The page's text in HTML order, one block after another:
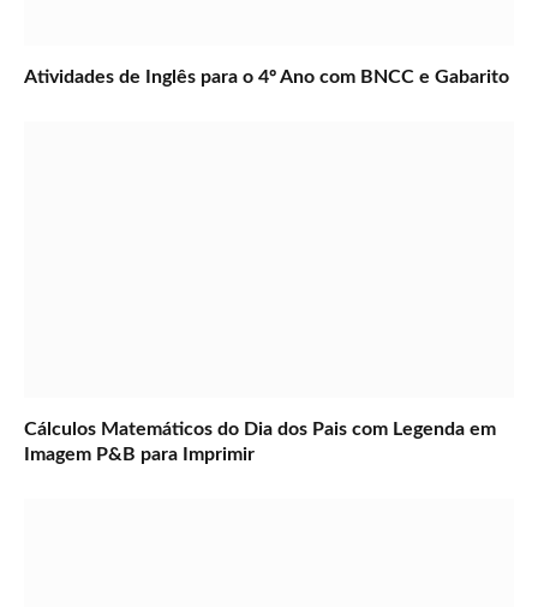
Atividades de Inglês para o 4º Ano com BNCC e Gabarito
Cálculos Matemáticos do Dia dos Pais com Legenda em
Imagem P&B para Imprimir